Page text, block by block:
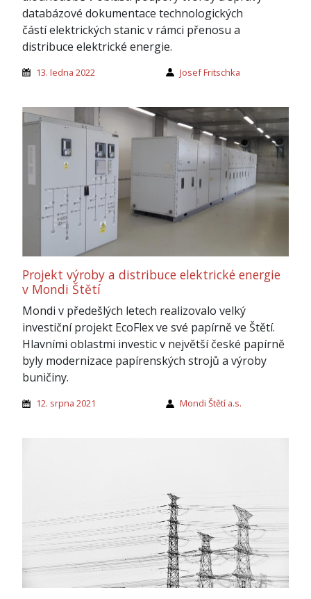
databázové dokumentace technologických
částí elektrických stanic v rámci přenosu a
distribuce elektrické energie.
13. ledna 2022 Josef Fritschka
Projekt výroby a distribuce elektrické energie
v Mondi Štětí
Mondi v předešlých letech realizovalo velký
investiční projekt EcoFlex ve své papírně ve Štětí.
Hlavními oblastmi investic v největší české papírně
byly modernizace papírenských strojů a výroby
buničiny.
12. srpna 2021 Mondi Štětí a.s.